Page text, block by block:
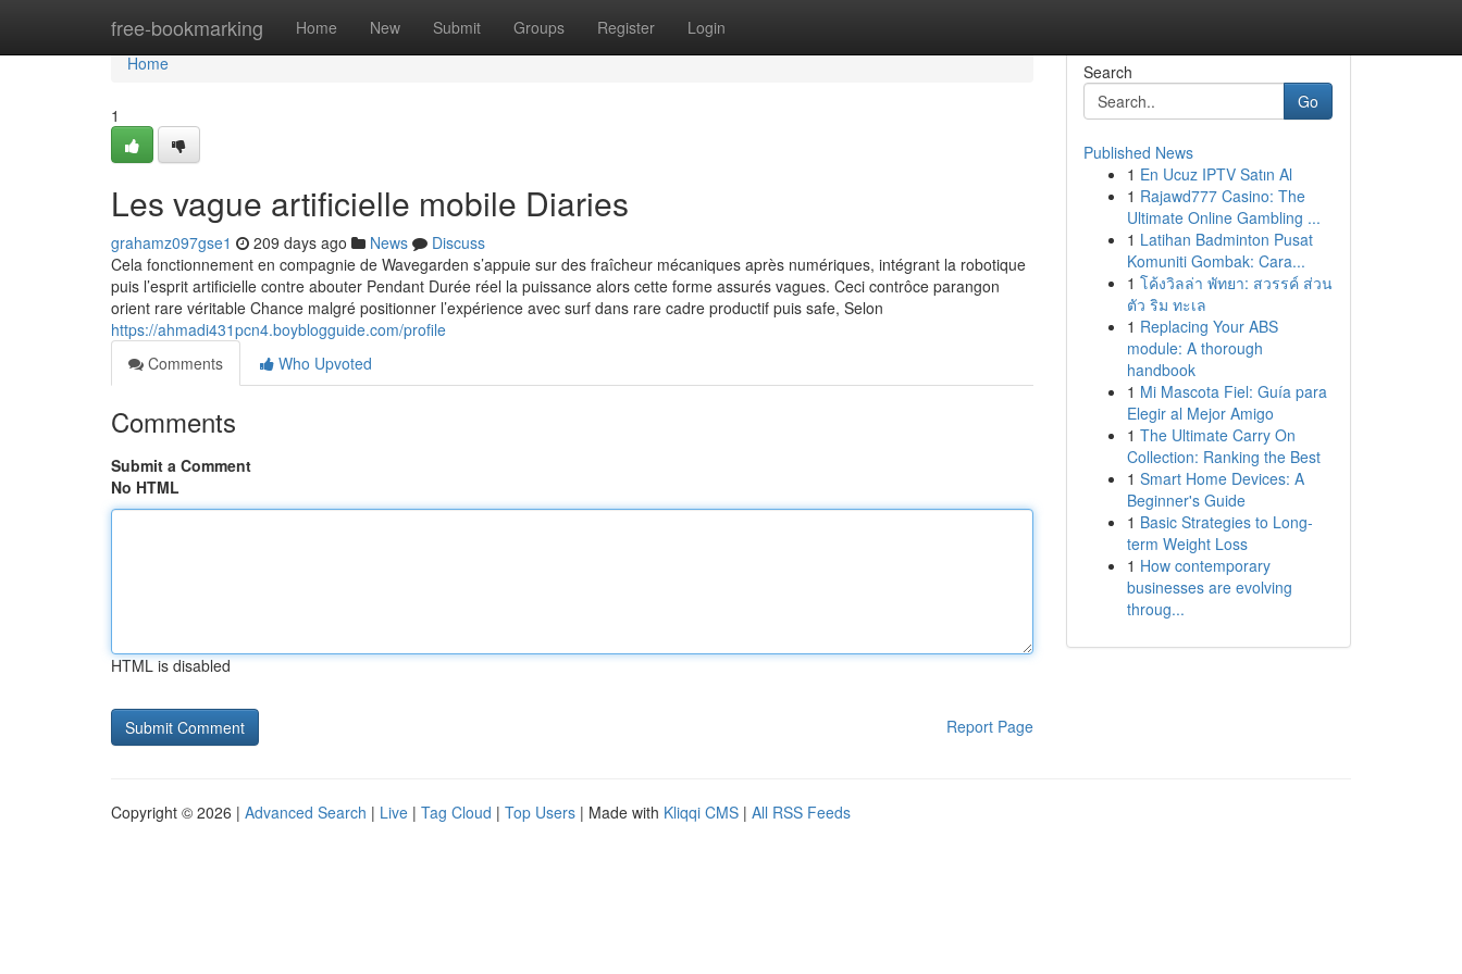
free-bookmarking Home New Submit Groups Register Login
Home
Home
1
Les vague artificielle mobile Diaries
grahamz097gse1 209 days ago News
Discuss
Cela fonctionnement en compagnie de Wavegarden s’appuie sur des fraîcheur mécaniques après numériques, intégrant la robotique
puis l’esprit artificielle contre abouter Pendant Durée réel la puissance alors cette forme assurés vagues. Ceci contrôce parangon
orient rare véritable Chance malgré positionner l’expérience avec surf dans rare cadre productif puis safe, Selon
https://ahmadi431pcn4.boyblogguide.com/profile
Comments
Who Upvoted
Comments
Submit a Comment
No HTML
HTML is disabled
Report Page
Search
Go
Published News
1 En Ucuz IPTV Satın Al
1 Rajawd777 Casino: The
Ultimate Online Gambling ...
1 Latihan Badminton Pusat
Komuniti Gombak: Cara...
1 โค้งวิลล่า พัทยา: สวรรค์ ส่วน
ตัว ริม ทะเล
1 Replacing Your ABS
module: A thorough
handbook
1 Mi Mascota Fiel: Guía para
Elegir al Mejor Amigo
1 The Ultimate Carry On
Collection: Ranking the Best
1 Smart Home Devices: A
Beginner's Guide
1 Basic Strategies to Long-
term Weight Loss
1 How contemporary
businesses are evolving
throug...
Copyright © 2026 | Advanced Search | Live | Tag Cloud | Top Users | Made with Kliqqi CMS | All RSS Feeds